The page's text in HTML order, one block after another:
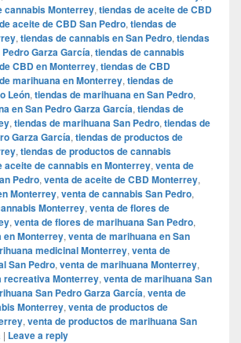
cannabis Monterrey, tiendas de aceite de CBD
aceite de CBD San Pedro, tiendas de
, tiendas de cannabis en San Pedro, tiendas
Garza García, tiendas de cannabis
CBD en Monterrey, tiendas de CBD
marihuana en Monterrey, tiendas de
León, tiendas de marihuana en San Pedro,
en San Pedro Garza García, tiendas de
, tiendas de marihuana San Pedro, tiendas de
Garza García, tiendas de productos de
, tiendas de productos de cannabis
aceite de cannabis en Monterrey, venta de
Pedro, venta de aceite de CBD Monterrey,
Monterrey, venta de cannabis San Pedro,
Monterrey, venta de flores de
, venta de flores de marihuana San Pedro,
en Monterrey, venta de marihuana en San
medicinal Monterrey, venta de
San Pedro, venta de marihuana Monterrey,
recreativa Monterrey, venta de marihuana San
San Pedro Garza García, venta de
Monterrey, venta de productos de
, venta de productos de marihuana San
| Leave a reply